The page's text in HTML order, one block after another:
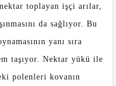
toplayan işçi arılar,
da sağlıyor. Bu
yanı sıra
taşıyor. Nektar yükü ile
polenleri kovanın